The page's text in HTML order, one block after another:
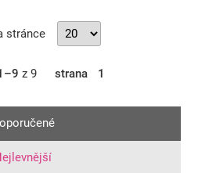
jen sladké překvapení, ale
prádlo, sladké krémy pro body
stránce
z 9 strana 1